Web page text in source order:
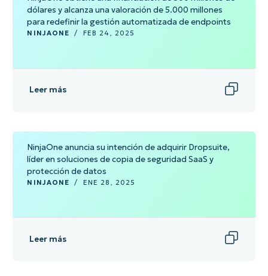
dólares y alcanza una valoración de 5.000 millones
para redefinir la gestión automatizada de endpoints
NINJAONE / FEB 24, 2025
Leer más
NinjaOne anuncia su intención de adquirir Dropsuite,
líder en soluciones de copia de seguridad SaaS y
protección de datos
NINJAONE / ENE 28, 2025
Leer más